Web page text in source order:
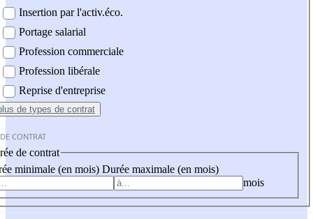
Insertion par l'activ.éco.
Portage salarial
Profession commerciale
Profession libérale
Reprise d'entreprise
de types de contrat
CONTRAT
de contrat
minimale (en mois) Durée maximale (en mois)
mois